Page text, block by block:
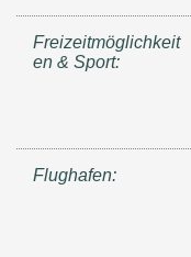
Freizeitmöglichkeit
en & Sport:
Flughafen: